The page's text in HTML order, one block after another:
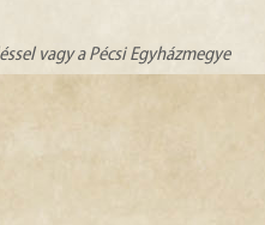
vagy a Pécsi Egyházmegye